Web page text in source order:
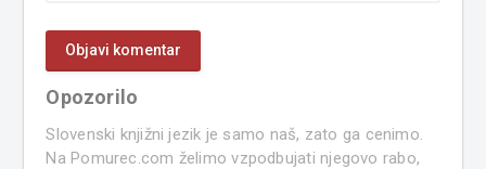
Opozorilo
Slovenski knjižni jezik je samo naš, zato ga cenimo.
Na Pomurec.com želimo vzpodbujati njegovo rabo,